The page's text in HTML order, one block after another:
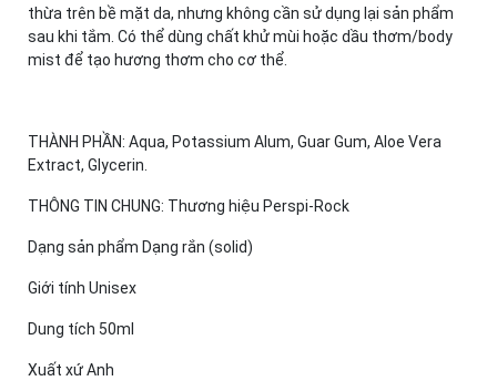
thừa trên bề mặt da, nhưng không cần sử dụng lại sản phẩm
sau khi tắm. Có thể dùng chất khử mùi hoặc dầu thơm/body
mist để tạo hương thơm cho cơ thể.
THÀNH PHẦN: Aqua, Potassium Alum, Guar Gum, Aloe Vera
Extract, Glycerin.
THÔNG TIN CHUNG: Thương hiệu Perspi-Rock
Dạng sản phẩm Dạng rắn (solid)
Giới tính Unisex
Dung tích 50ml
Xuất xứ Anh